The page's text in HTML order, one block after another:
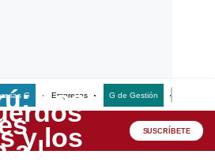
G Empresas G de Gestión
SUSCRÍBETE